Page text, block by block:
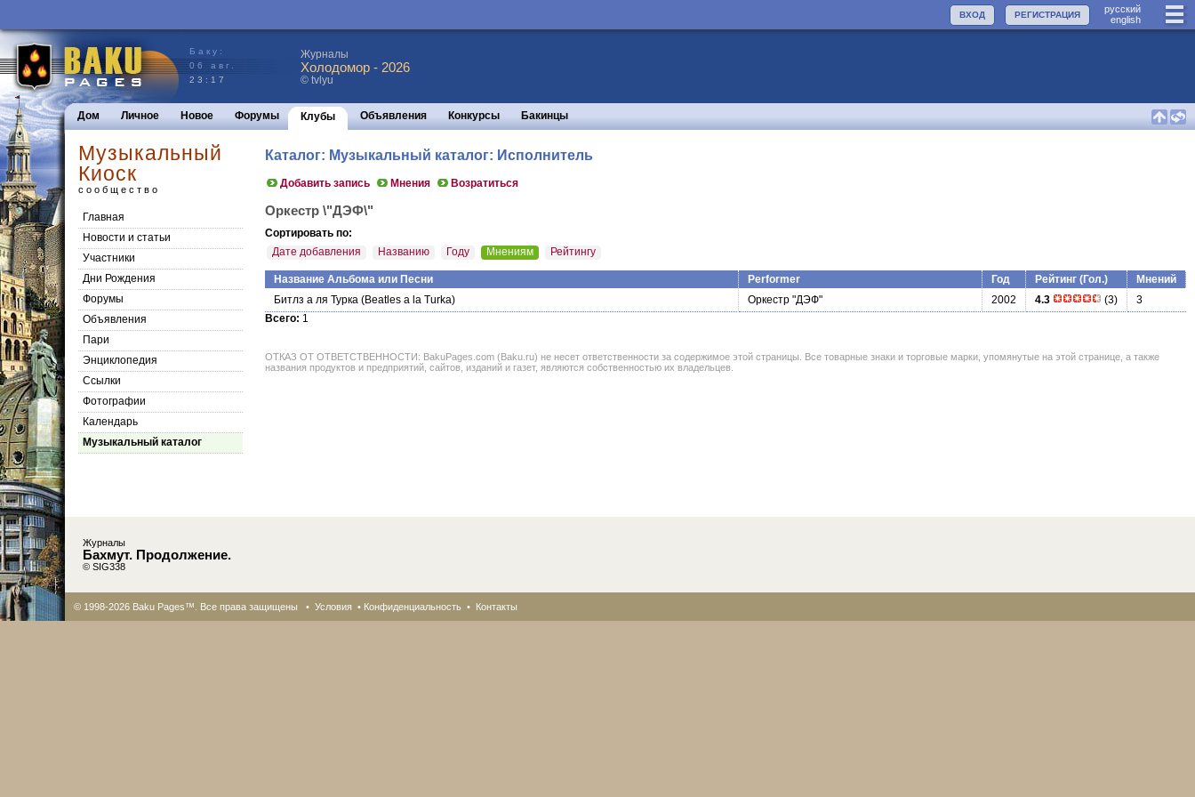
руccкий
english
РЕГИСТРАЦИЯ
ВХОД
Баку:
06 авг.
23:17
Журналы
Холодомор - 2026
© tvlyu
Дом Личное Новое Форумы Клубы Объявления Конкурсы Бакинцы
Музыкальный
Киоск
сообщество
Главная
Новости и статьи
Участники
Дни Рождения
Форумы
Объявления
Пари
Энциклопедия
Cсылки
Фотографии
Календарь
Музыкальный каталог
Каталог: Музыкальный каталог: Исполнитель
Добавить запись Мнения Возратиться
Оркестр \"ДЭФ\"
Сортировать по:
Дате добавления
Названию Году Мнениям Рейтингу
Название Альбома или Песни Performer Год Рейтинг (Гол.)
Мнений
Битлз а ля Турка (Beatles a la Turka) Оркестр "ДЭФ" 2002 4.3 (3)
3
Всего: 1
ОТКАЗ ОТ ОТВЕТСТВЕННОСТИ: BakuPages.com (Baku.ru) не несет ответственности за содержимое этой страницы. Все товарные знаки и торговые марки, упомянутые на этой странице, а также
названия продуктов и предприятий, сайтов, изданий и газет, являются собственностью их владельцев.
Журналы
Бахмут. Продолжение.
© SIG338
© 1998-2026 Baku Pages™. Все права защищены • Условия • Конфиденциальность • Контакты